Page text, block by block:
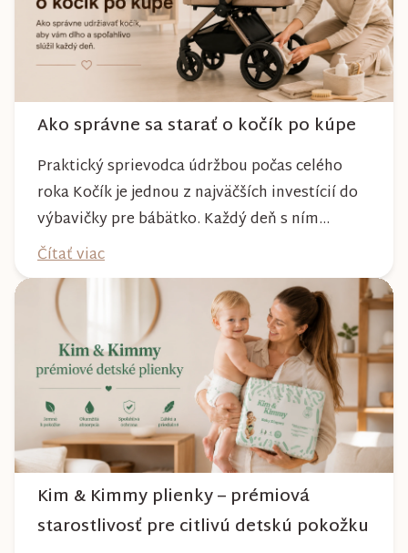
Ako správne sa starať o kočík po kúpe
Praktický sprievodca údržbou počas celého
roka Kočík je jednou z najväčších investícií do
výbavičky pre bábätko. Každý deň s ním
absolvujete prechádzky po meste, v parkoch,
na lesných chodníkoch aj počas nepriaznivého
počasia. Pravidelnou starostlivosťou si však
môžete byť istí, že vám bude spoľahlivo slúžiť
dlhé roky a zachová si svoj krásny vzhľ...
Čítať viac
Kim & Kimmy plienky – prémiová
starostlivosť pre citlivú detskú pokožku